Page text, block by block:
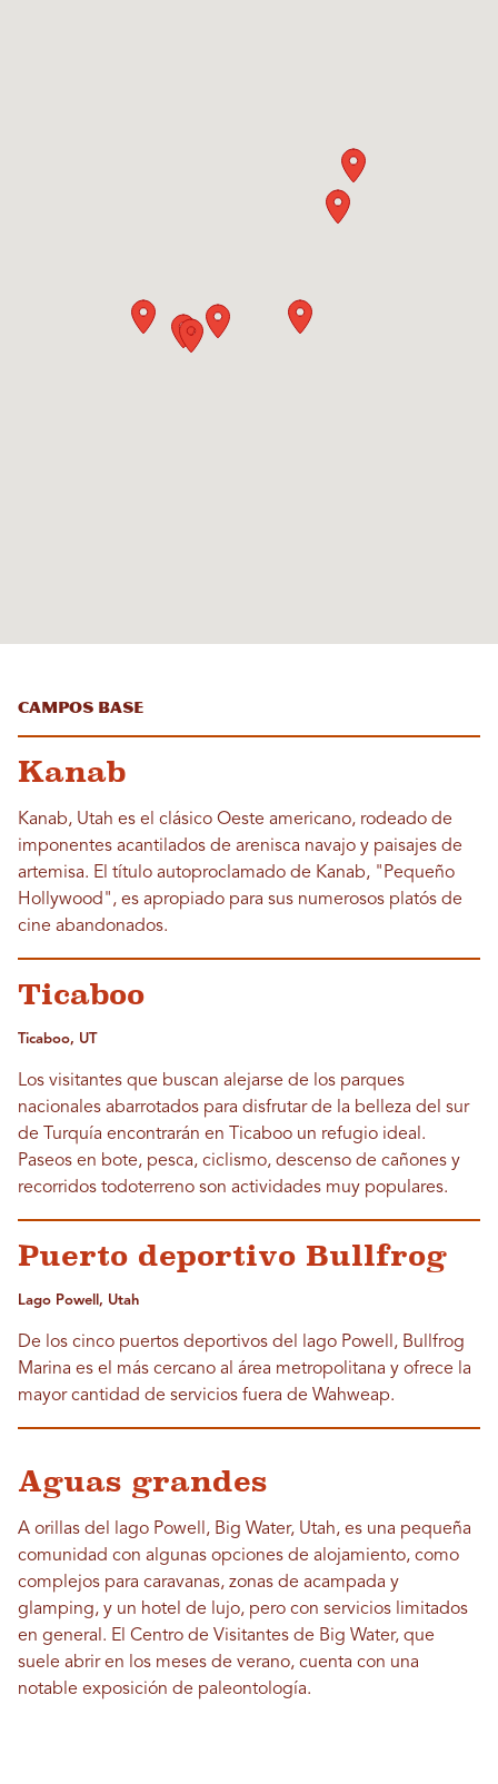
Campos base
Kanab
Kanab, Utah es el clásico Oeste americano, rodeado de
imponentes acantilados de arenisca navajo y paisajes de
artemisa. El título autoproclamado de Kanab, "Pequeño
Hollywood", es apropiado para sus numerosos platós de
cine abandonados.
Ticaboo
Ticaboo, UT
Los visitantes que buscan alejarse de los parques
nacionales abarrotados para disfrutar de la belleza del sur
de Turquía encontrarán en Ticaboo un refugio ideal.
Paseos en bote, pesca, ciclismo, descenso de cañones y
recorridos todoterreno son actividades muy populares.
Puerto deportivo Bullfrog
Lago Powell, Utah
De los cinco puertos deportivos del lago Powell, Bullfrog
Marina es el más cercano al área metropolitana y ofrece la
mayor cantidad de servicios fuera de Wahweap.
Aguas grandes
A orillas del lago Powell, Big Water, Utah, es una pequeña
comunidad con algunas opciones de alojamiento, como
complejos para caravanas, zonas de acampada y
glamping, y un hotel de lujo, pero con servicios limitados
en general. El Centro de Visitantes de Big Water, que
suele abrir en los meses de verano, cuenta con una
notable exposición de paleontología.